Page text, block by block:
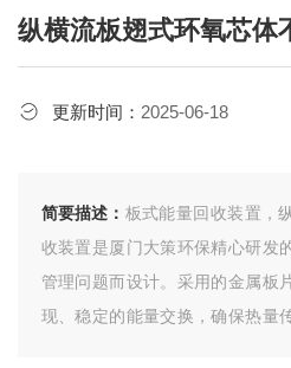
纵横流板翅式环氧芯体
更新时间： 2025-06-18
简要描述： 板式能量回收装置，
收装置是厦门大策环保精心研发
管理问题而设计。采用的金属板
现、稳定的能量交换，确保热量